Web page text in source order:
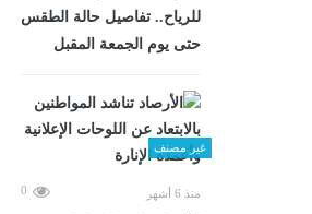
للرياح.. تفاصيل حالة الطقس
حتى يوم الجمعة المقبل
غير مصنف
منذ 6 أشهر 0